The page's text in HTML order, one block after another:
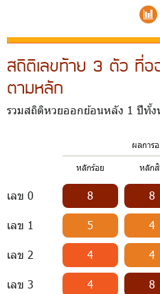
สถิติเลขท้าย 3 ตัว ที่
ตามหลัก
รวมสถิติหวยออกย้อนหลัง 1 ปีทั้ง
ผลการ
หลักร้อย หลัก
เลข 0 8 8
เลข 1 5 4
เลข 2 4 4
เลข 3 4 8